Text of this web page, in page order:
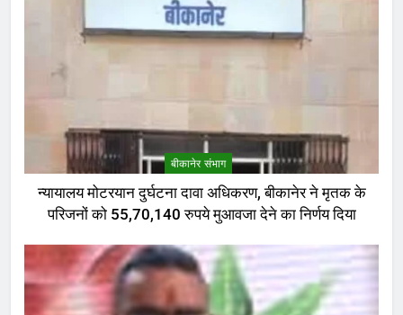
बीकानेर संभाग
न्यायालय मोटरयान दुर्घटना दावा अधिकरण, बीकानेर ने मृतक के
परिजनों को 55,70,140 रुपये मुआवजा देने का निर्णय दिया